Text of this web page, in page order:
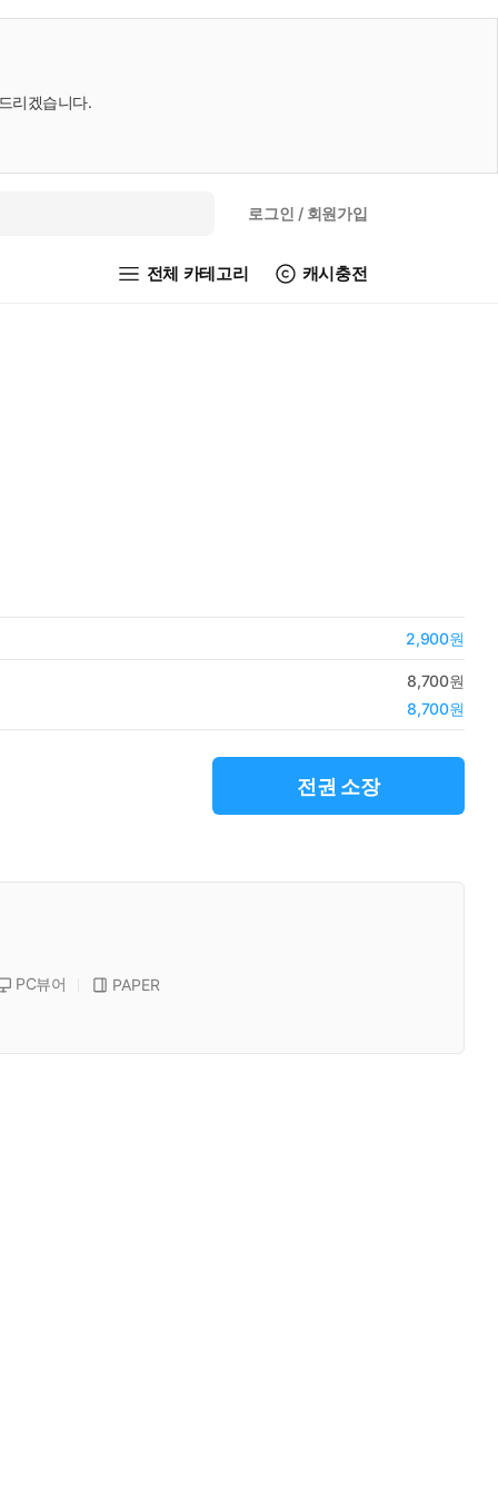
리겠습니다.
로그인 / 회원가입
전체 카테고리 캐시충전
2,900원
8,700원
8,700원
전권 소장
PC뷰어 PAPER